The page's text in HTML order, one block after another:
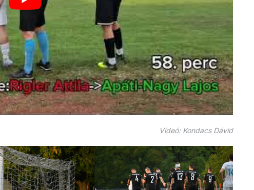
Videó: Kondacs Dávid